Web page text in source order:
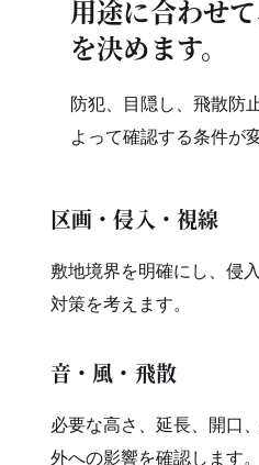
用途に合わせ
を決めます。
防犯、目隠し、飛散防
よって確認する条件が
区画・侵入・視線
敷地境界を明確にし、侵
対策を考えます。
音・風・飛散
必要な高さ、延長、開口
外への影響を確認します。